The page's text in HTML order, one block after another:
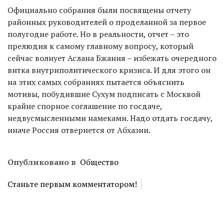
Официально собрания были посвящены отчету
районных руководителей о проделанной за первое
полугодие работе. Но в реальности, отчет – это
прелюдия к самому главному вопросу, который
сейчас волнует Аслана Бжания – избежать очередного
витка внутриполитического кризиса. И для этого он
на этих самых собраниях пытается объяснить
мотивы, побудившие Сухум подписать с Москвой
крайне спорное соглашение по госдаче,
недвусмысленными намеками. Надо отдать госдачу,
иначе Россия отвернется от Абхазии.
Опубликовано в Общество
Станьте первым комментатором!